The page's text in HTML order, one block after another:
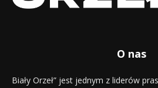
O nas
Biały Orzeł” jest jednym z liderów